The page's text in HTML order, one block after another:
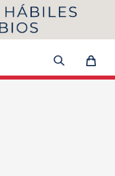
MI CUENTA